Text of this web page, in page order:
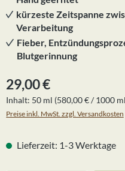
kürzeste Zeitspanne
Verarbeitung
Fieber,
Blutgerinnung
Regulärer Preis:
29,00 €
Inhalt: 50 ml (580,00 € / 1000
Preise inkl. MwSt. zzgl. Versandkosten
Lieferzeit: 1-3 Werktage